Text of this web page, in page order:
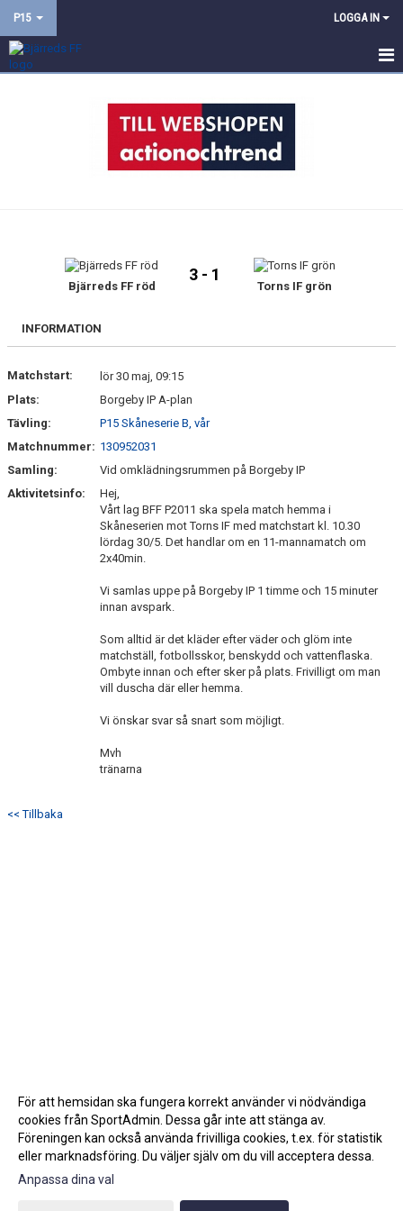
P15 LOGGA IN
BILDGALLERI
DOKUMENT
Bjärreds FF röd
3 - 1
Torns IF grön
INFORMATION
Matchstart:
lör 30 maj, 09:15
Plats:
Borgeby IP A-plan
Tävling:
P15 Skåneserie B, vår
Matchnummer: 130952031
Samling:
Vid omklädningsrummen på Borgeby IP
Aktivitetsinfo:
Hej,
Vårt lag BFF P2011 ska spela match hemma i
Skåneserien mot Torns IF med matchstart kl. 10.30
lördag 30/5. Det handlar om en 11-mannamatch om
2x40min.
Vi samlas uppe på Borgeby IP 1 timme och 15 minuter
innan avspark.
Som alltid är det kläder efter väder och glöm inte
matchställ, fotbollsskor, benskydd och vattenflaska.
Ombyte innan och efter sker på plats. Frivilligt om man
vill duscha där eller hemma.
Vi önskar svar så snart som möjligt.
Mvh
tränarna
<< Tillbaka
Gå till Webbversion
För att hemsidan ska fungera korrekt använder vi nödvändiga
cookies från SportAdmin. Dessa går inte att stänga av.
Föreningen kan också använda frivilliga cookies, t.ex. för statistik
eller marknadsföring. Du väljer själv om du vill acceptera dessa.
Anpassa dina val